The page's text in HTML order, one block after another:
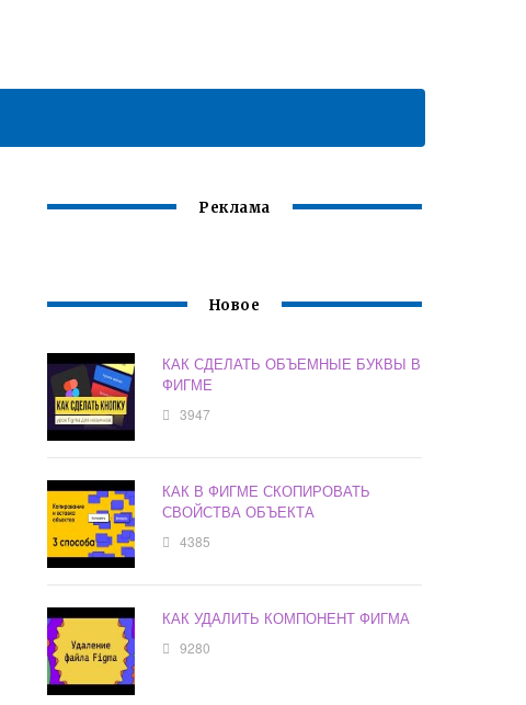
Реклама
Новое
КАК СДЕЛАТЬ ОБЪЕМНЫЕ БУКВЫ В
ФИГМЕ
3947
КАК В ФИГМЕ СКОПИРОВАТЬ
СВОЙСТВА ОБЪЕКТА
4385
КАК УДАЛИТЬ КОМПОНЕНТ ФИГМА
9280